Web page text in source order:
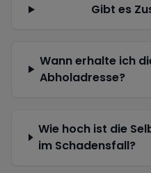
Gibt es
Wann erhalte ich
Abholadresse?
Wie hoch ist die
im Schadensfall?